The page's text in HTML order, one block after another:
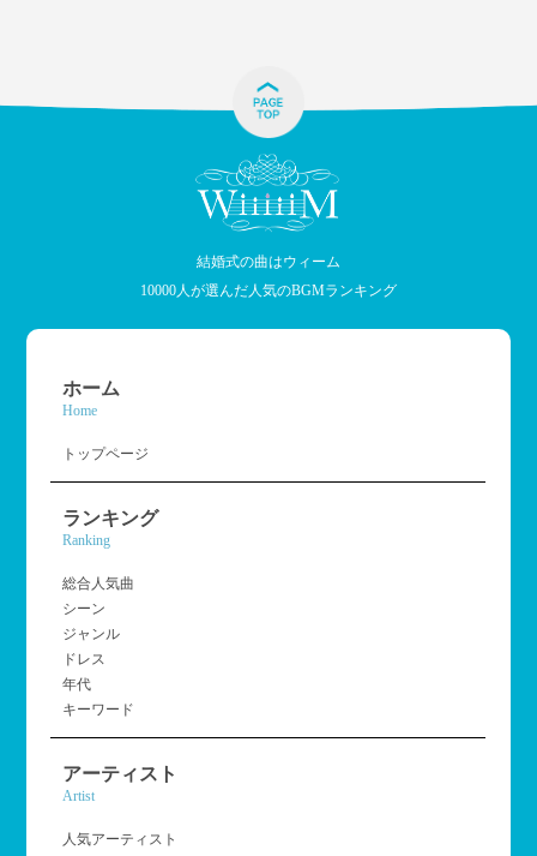
結婚式の曲はウィーム
10000人が選んだ人気のBGMランキング
ホーム
Home
トップページ
ランキング
Ranking
総合人気曲
シーン
ジャンル
ドレス
年代
キーワード
アーティスト
Artist
人気アーティスト